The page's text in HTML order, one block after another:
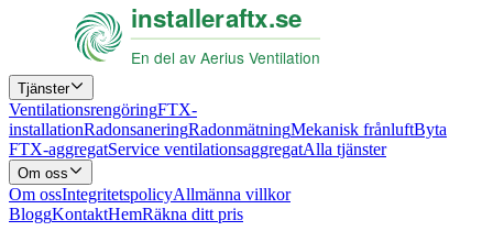
Tjänster
VentilationsrengöringFTX-
installationRadonsaneringRadonmätningMekanisk frånluftByta
FTX-aggregatService ventilationsaggregatAlla tjänster
Om oss
Om ossIntegritetspolicyAllmänna villkor
BloggKontaktHemRäkna ditt pris